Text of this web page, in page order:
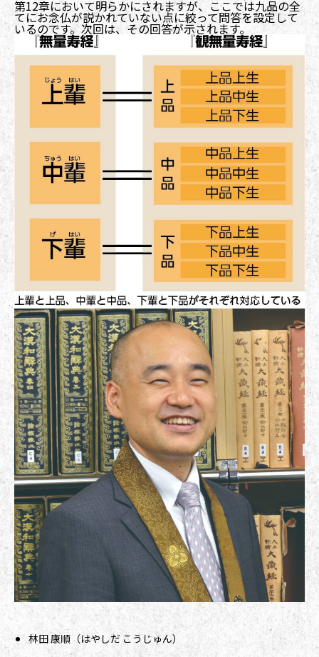
第12章において明らかにされますが、ここでは九品の全
てにお念仏が説かれていない点に絞って問答を設定して
いるのです。次回は、その回答が示されます。
林田 康順（はやしだ こうじゅん）